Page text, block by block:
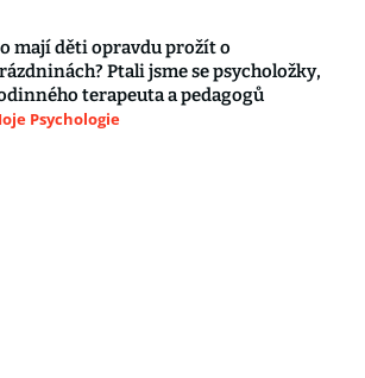
mají děti opravdu prožít o
Ptali jsme se psycholožky,
terapeuta a pedagogů
Psychologie